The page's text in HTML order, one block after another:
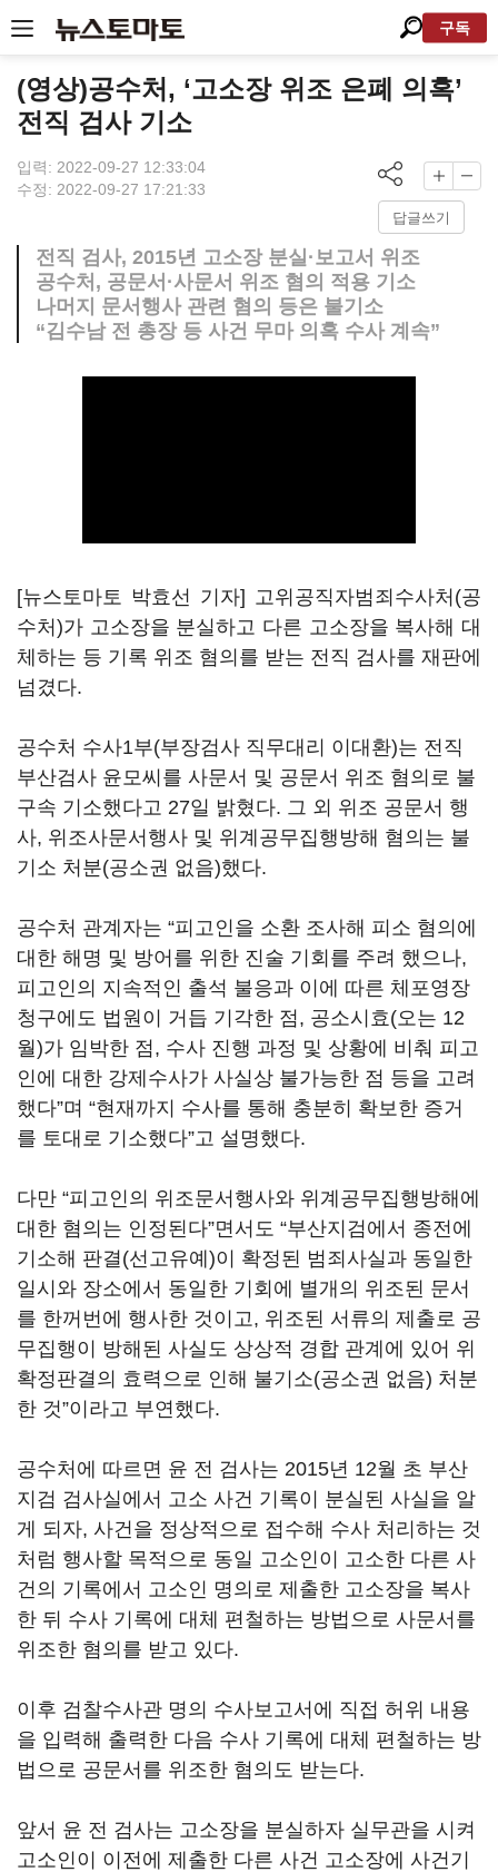
구독
(영상)공수처, ‘고소장 위조 은폐 의혹’
전직 검사 기소
입력: 2022-09-27 12:33:04
수정: 2022-09-27 17:21:33
답글쓰기
전직 검사, 2015년 고소장 분실·보고서 위조
공수처, 공문서·사문서 위조 혐의 적용 기소
나머지 문서행사 관련 혐의 등은 불기소
“김수남 전 총장 등 사건 무마 의혹 수사 계속”
[뉴스토마토 박효선 기자] 고위공직자범죄수사처(공
수처)가 고소장을 분실하고 다른 고소장을 복사해 대
체하는 등 기록 위조 혐의를 받는 전직 검사를 재판에
넘겼다.
공수처 수사1부(부장검사 직무대리 이대환)는 전직
부산검사 윤모씨를 사문서 및 공문서 위조 혐의로 불
구속 기소했다고 27일 밝혔다. 그 외 위조 공문서 행
사, 위조사문서행사 및 위계공무집행방해 혐의는 불
기소 처분(공소권 없음)했다.
공수처 관계자는 “피고인을 소환 조사해 피소 혐의에
대한 해명 및 방어를 위한 진술 기회를 주려 했으나,
피고인의 지속적인 출석 불응과 이에 따른 체포영장
청구에도 법원이 거듭 기각한 점, 공소시효(오는 12
월)가 임박한 점, 수사 진행 과정 및 상황에 비춰 피고
인에 대한 강제수사가 사실상 불가능한 점 등을 고려
했다”며 “현재까지 수사를 통해 충분히 확보한 증거
를 토대로 기소했다”고 설명했다.
다만 “피고인의 위조문서행사와 위계공무집행방해에
대한 혐의는 인정된다”면서도 “부산지검에서 종전에
기소해 판결(선고유예)이 확정된 범죄사실과 동일한
일시와 장소에서 동일한 기회에 별개의 위조된 문서
를 한꺼번에 행사한 것이고, 위조된 서류의 제출로 공
무집행이 방해된 사실도 상상적 경합 관계에 있어 위
확정판결의 효력으로 인해 불기소(공소권 없음) 처분
한 것”이라고 부연했다.
공수처에 따르면 윤 전 검사는 2015년 12월 초 부산
지검 검사실에서 고소 사건 기록이 분실된 사실을 알
게 되자, 사건을 정상적으로 접수해 수사 처리하는 것
처럼 행사할 목적으로 동일 고소인이 고소한 다른 사
건의 기록에서 고소인 명의로 제출한 고소장을 복사
한 뒤 수사 기록에 대체 편철하는 방법으로 사문서를
위조한 혐의를 받고 있다.
이후 검찰수사관 명의 수사보고서에 직접 허위 내용
을 입력해 출력한 다음 수사 기록에 대체 편철하는 방
법으로 공문서를 위조한 혐의도 받는다.
앞서 윤 전 검사는 고소장을 분실하자 실무관을 시켜
고소인이 이전에 제출한 다른 사건 고소장에 사건기